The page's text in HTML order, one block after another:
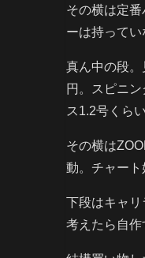
その横は定
ーは持ってい
真ん中の段
円。スピニ
ス1.2号くら
その横は
動。チャート
下段はキャ
考えたら自作